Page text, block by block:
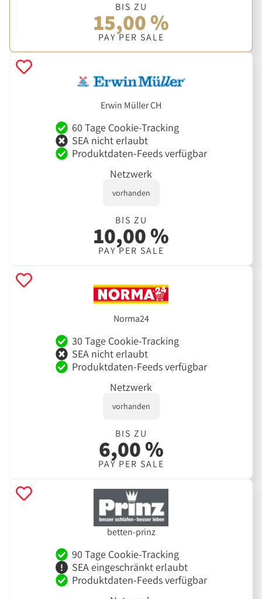
BIS ZU
15,00 %
PAY PER SALE
Erwin Müller CH
60 Tage Cookie-Tracking
SEA nicht erlaubt
Produktdaten-Feeds verfügbar
Netzwerk
vorhanden
BIS ZU
10,00 %
PAY PER SALE
Norma24
30 Tage Cookie-Tracking
SEA nicht erlaubt
Produktdaten-Feeds verfügbar
Netzwerk
vorhanden
BIS ZU
6,00 %
PAY PER SALE
betten-prinz
90 Tage Cookie-Tracking
SEA eingeschränkt erlaubt
Produktdaten-Feeds verfügbar